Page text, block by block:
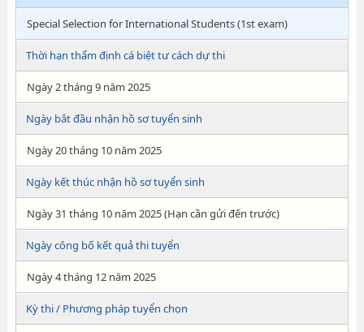
Special Selection for International Students (1st exam)
Thời hạn thẩm định cá biệt tư cách dự thi
Ngày 2 tháng 9 năm 2025
Ngày bắt đầu nhận hồ sơ tuyển sinh
Ngày 20 tháng 10 năm 2025
Ngày kết thúc nhận hồ sơ tuyển sinh
Ngày 31 tháng 10 năm 2025 (Hạn cần gửi đến trước)
Ngày công bố kết quả thi tuyển
Ngày 4 tháng 12 năm 2025
Kỳ thi / Phương pháp tuyển chọn